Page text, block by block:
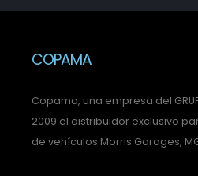
COPAMA
Copama, una empresa del
2009 el distribuidor exclusivo
de vehículos Morris Garages,